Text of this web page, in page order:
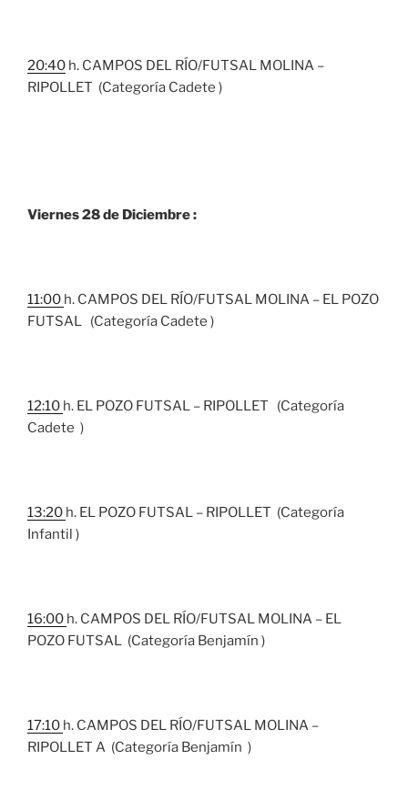
20:40 h. CAMPOS DEL RÍO/FUTSAL MOLINA –
RIPOLLET (Categoría Cadete )
Viernes 28 de Diciembre :
11:00 h. CAMPOS DEL RÍO/FUTSAL MOLINA – EL POZO
FUTSAL (Categoría Cadete )
12:10 h. EL POZO FUTSAL – RIPOLLET (Categoría
Cadete )
13:20 h. EL POZO FUTSAL – RIPOLLET (Categoría
Infantil )
16:00 h. CAMPOS DEL RÍO/FUTSAL MOLINA – EL
POZO FUTSAL (Categoría Benjamín )
17:10 h. CAMPOS DEL RÍO/FUTSAL MOLINA –
RIPOLLET A (Categoría Benjamín )